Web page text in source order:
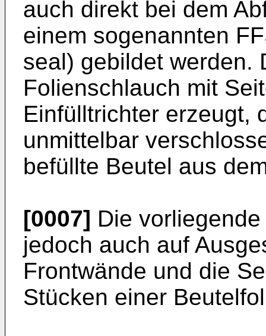
auch direkt bei dem
einem sogenannten
seal) gebildet werden.
Folienschlauch mit
Einfülltrichter erzeugt,
unmittelbar
befüllte Beutel aus
[0007] Die
jedoch auch auf
Frontwände und die
Stücken einer